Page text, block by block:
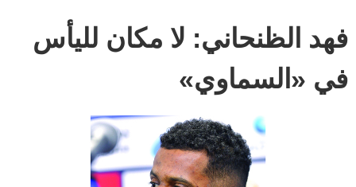
فهد الظنحاني: لا مكان لليأس
في «السماوي»